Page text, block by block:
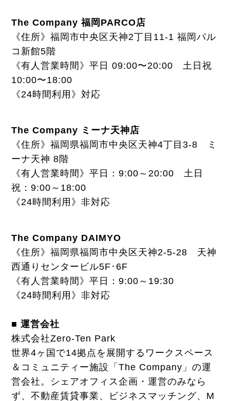
The Company 福岡PARCO店
《住所》福岡市中央区天神2丁目11-1 福岡パル
コ新館5階
《有人営業時間》平日 09:00〜20:00 土日祝
10:00〜18:00
《24時間利用》対応
The Company ミーナ天神店
《住所》福岡県福岡市中央区天神4丁目3-8 ミ
ーナ天神 8階
《有人営業時間》平日：9:00～20:00 土日
祝：9:00～18:00
《24時間利用》非対応
The Company DAIMYO
《住所》福岡県福岡市中央区天神2-5-28 天神
西通りセンタービル5F･6F
《有人営業時間》平日：9:00～19:30
《24時間利用》非対応
■ 運営会社
株式会社Zero-Ten Park
世界4ヶ国で14拠点を展開するワークスペース
＆コミュニティー施設「The Company」の運
営会社。シェアオフィス企画・運営のみなら
ず、不動産賃貸事業、ビジネスマッチング、M